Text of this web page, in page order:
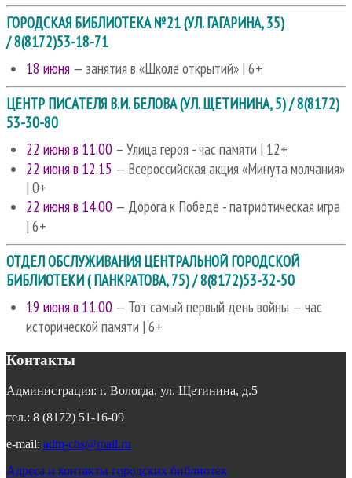
ГОРОДСКАЯ БИБЛИОТЕКА №21 (УЛ. ГАГАРИНА, 35)
/ 8(8172)53-18-71
18 июня — занятия в «Школе открытий» | 6+
ЦЕНТР ПИСАТЕЛЯ В.И. БЕЛОВА (УЛ. ЩЕТИНИНА, 5) / 8(8172)
53-30-80
22 июня в 11.00 – Улица героя - час памяти | 12+
22 июня в 12.15 — Всероссийская акция «Минута молчания»
| 0+
22 июня в 14.00 — Дорога к Победе - патриотическая игра
| 6+
ОТДЕЛ ОБСЛУЖИВАНИЯ ЦЕНТРАЛЬНОЙ ГОРОДСКОЙ
БИБЛИОТЕКИ ( ПАНКРАТОВА, 75) / 8(8172)53-32-50
19 июня в 11.00 — Тот самый первый день войны — час
исторической памяти | 6+
Контакты
Администрация: г. Вологда, ул. Щетинина, д.5
тел.: 8 (8172) 51-16-09
e-mail: adm-cbs@mail.ru
Адреса и контакты городских библиотек